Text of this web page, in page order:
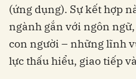
(ứng dụng). Sự kết hợp
ngành gắn với ngôn
con người – những lĩnh
lực thấu hiểu, giao tiếp